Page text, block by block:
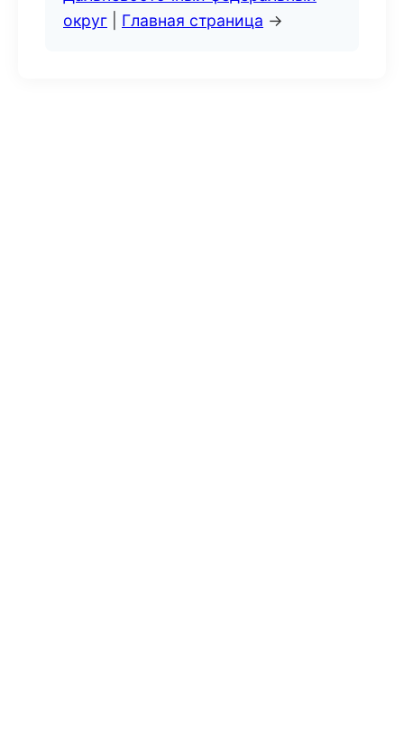
округ
Главная страница →